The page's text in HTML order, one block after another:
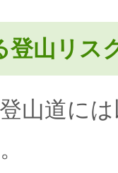
登山リス
山道に